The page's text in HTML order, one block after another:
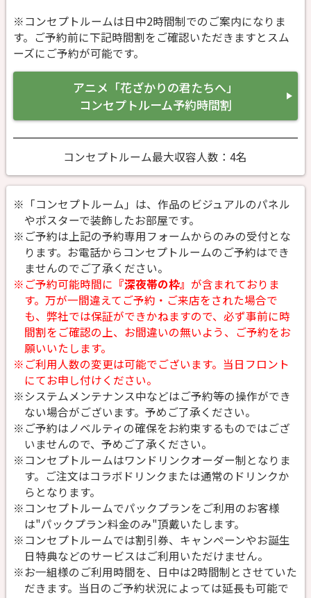
※コンセプトルームは日中2時間制でのご案内になりま
す。ご予約前に下記時間割をご確認いただきますとスム
ーズにご予約が可能です。
アニメ「花ざかりの君たちへ」
コンセプトルーム予約時間割
コンセプトルーム最大収容人数：4名
※「コンセプトルーム」は、作品のビジュアルのパネル
やポスターで装飾したお部屋です。
※ご予約は上記の予約専用フォームからのみの受付とな
ります。お電話からコンセプトルームのご予約はでき
ませんのでご了承ください。
※ご予約可能時間に 『深夜帯の枠』 が含まれておりま
す。万が一間違えてご予約・ご来店をされた場合で
も、弊社では保証ができかねますので、必ず事前に時
間割をご確認の上、お間違いの無いよう、ご予約をお
願いいたします。
※ご利用人数の変更は可能でございます。当日フロント
にてお申し付けください。
※システムメンテナンス中などはご予約等の操作ができ
ない場合がございます。予めご了承ください。
※ご予約はノベルティの確保をお約束するものではござ
いませんので、予めご了承ください。
※コンセプトルームはワンドリンクオーダー制となりま
す。ご注文はコラボドリンクまたは通常のドリンクか
らとなります。
※コンセプトルームでパックプランをご利用のお客様
は"パックプラン料金のみ"頂戴いたします。
※コンセプトルームでは割引券、キャンペーンやお誕生
日特典などのサービスはご利用いただけません。
※お一組様のご利用時間を、日中は2時間制とさせていた
だきます。当日のご予約状況によっては延長も可能で